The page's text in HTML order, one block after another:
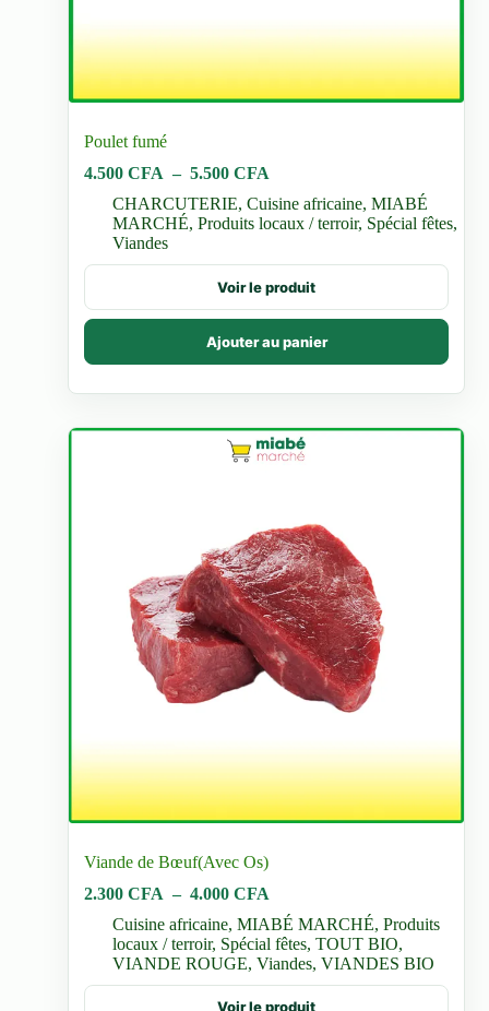
Poulet fumé
4.500CFA – 5.500CFA
prix :
4.500 CFA
5.500 CFA
CHARCUTERIE,Cuisine africaine,MIABÉ
MARCHÉ,Produits locaux / terroir, Spécial fêtes,
Viandes
Voir le produit
Ajouter au panier
Ce
a
plusieurs
Les
options
être
Viande de Bœuf(Avec Os)
2.300CFA – 4.000CFA
de
prix :
2.300 CFA
à
4.000 CFA
Cuisine africaine,MIABÉ MARCHÉ,Produits
locaux / terroir, Spécial fêtes,TOUT BIO,
VIANDE ROUGE,Viandes,VIANDES BIO
Voir le produit
Ce